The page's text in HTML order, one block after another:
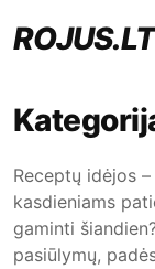
ROJUS.LT
Receptų idėjos
kasdieniams
gaminti
pasiūlymų,